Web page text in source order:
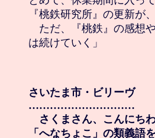
『桃鉄研究所』の更新が
ただ、『桃鉄』の感想
は続けていく」
さいたま市・ビリーヴ
…………………………
さくまさん、こんにち
「へなちょこ」の類義語